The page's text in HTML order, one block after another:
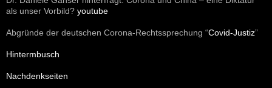
als unser Vorbild? youtube
Abgründe der deutschen Corona-Rechtssprechung “Covid-Justiz”
Hintermbusch
Nachdenkseiten